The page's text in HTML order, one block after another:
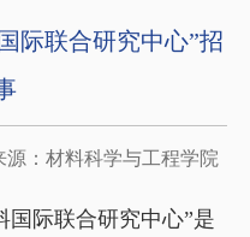
际联合研究中心”招
源：材料科学与工程学院
国际联合研究中心”是